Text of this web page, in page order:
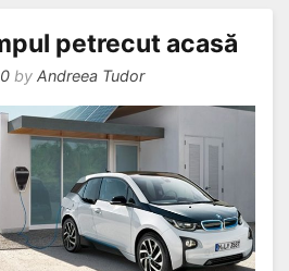
petrecut acasă
by Andreea Tudor